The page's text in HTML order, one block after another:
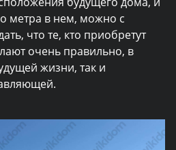
метра в нем, можно с
что те, кто приобретут
очень правильно, в
жизни, так и